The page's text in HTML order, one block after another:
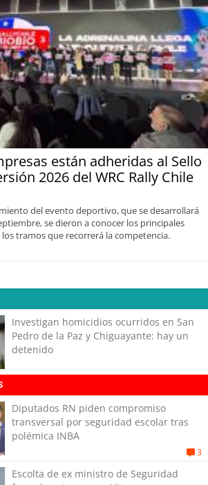
están adheridas al Sello
2026 del WRC Rally Chile
del evento deportivo, que se desarrollará
se dieron a conocer los principales
tramos que recorrerá la competencia.
Investigan homicidios ocurridos en San
Pedro de la Paz y Chiguayante: hay un
detenido
Diputados RN piden compromiso
transversal por seguridad escolar tras
polémica INBA
3
Escolta de ex ministro de Seguridad